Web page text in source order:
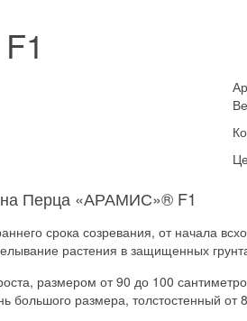
Перца «АРАМИС»® F1
срока созревания, от начала
растения в защищенных
размером от 90 до 100
большого размера, толстостенный от